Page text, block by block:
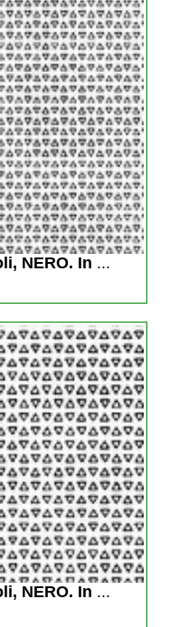
NERO. In ...
NERO. In ...